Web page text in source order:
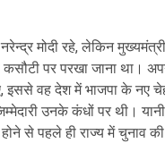
मोदी रहे, लेकिन
पर परखा जाना था।
इससे वह देश में भाजपा के
उनके कंधों पर थी।
से पहले ही राज्य में चुनाव